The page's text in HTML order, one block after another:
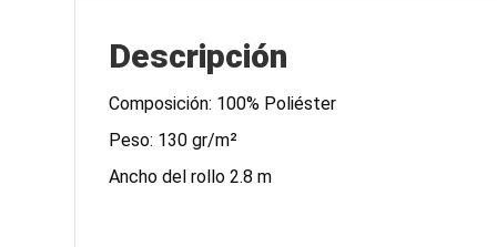
Descripción
Composición: 100% Poliéster
Peso: 130 gr/m²
Ancho del rollo 2.8 m